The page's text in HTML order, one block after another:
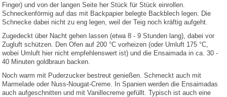
Finger) und von der langen Seite her Stück für Stück einrollen.
Schneckenförmig auf das mit Backpapier belegte Backblech legen. Die
Schnecke dabei nicht zu eng legen, weil der Teig noch kräftig aufgeht.
Zugedeckt über Nacht gehen lassen (etwa 8 - 9 Stunden lang), dabei vor
Zugluft schützen. Den Ofen auf 200 °C vorheizen (oder Umluft 175 °C,
wobei Umluft hier nicht empfehlenswert ist) und die Ensaimada in ca. 30 -
40 Minuten goldbraun backen.
Noch warm mit Puderzucker bestreut genießen. Schmeckt auch mit
Marmelade oder Nuss-Nougat-Creme. In Spanien werden die Ensaimadas
auch aufgeschnitten und mit Vanillecreme gefüllt. Typisch ist auch eine